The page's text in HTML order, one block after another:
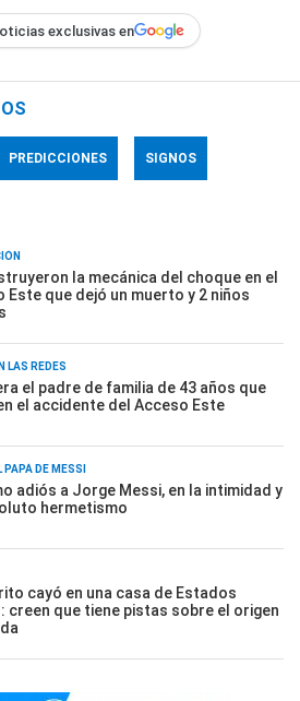
exclusivas en
PREDICCIONES SIGNOS
la mecánica del choque en el
Este que dejó un muerto y 2 niños
LAS REDES
el padre de familia de 43 años que
el accidente del Acceso Este
PAPÁ DE MESSI
adiós a Jorge Messi, en la intimidad y
hermetismo
cayó en una casa de Estados
creen que tiene pistas sobre el origen